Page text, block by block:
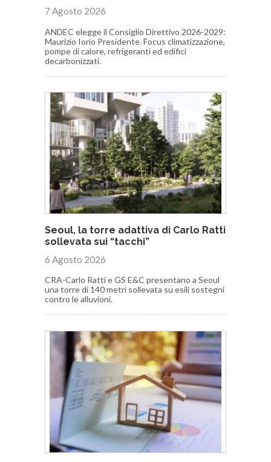
7 Agosto 2026
ANDEC elegge il Consiglio Direttivo 2026-2029:
Maurizio Iorio Presidente. Focus climatizzazione,
pompe di calore, refrigeranti ed edifici
decarbonizzati.
Seoul, la torre adattiva di Carlo Ratti
sollevata sui “tacchi”
6 Agosto 2026
CRA-Carlo Ratti e GS E&C presentano a Seoul
una torre di 140 metri sollevata su esili sostegni
contro le alluvioni.